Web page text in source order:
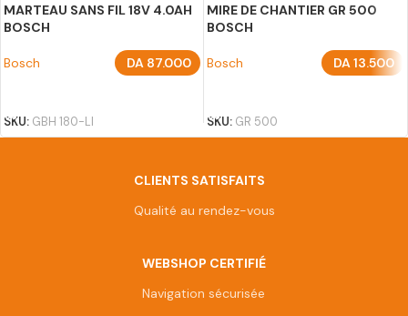
MARTEAU SANS FIL 18V 4.0AH
BOSCH
Bosch DA 87.000
SKU: GBH 180-LI
MIRE DE CHANTIER GR 500
BOSCH
Bosch DA13.500
SKU: GR 500
CLIENTS SATISFAITS
Qualité au rendez-vous
WEBSHOP CERTIFIÉ
Navigation sécurisée